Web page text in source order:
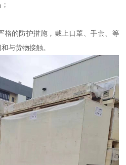
格的防护措施，戴上口罩、手套、等
与货物接触。